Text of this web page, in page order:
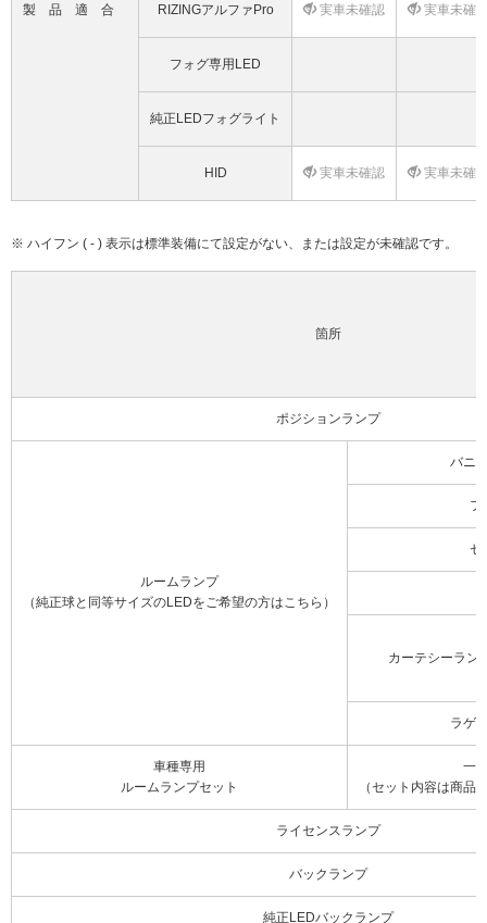
製品適合 RIZINGアルファPro 実車未確認 実車未確
フォグ専用LED
純正LEDフォグライト
HID 実車未確認 実車未確
※ ハイフン ( - ) 表示は標準装備にて設定がない、または設定が未確認です。
箇所
ポジションランプ
ルームランプ
（純正球と同等サイズのLEDをご希望の方はこちら）
バニ
フ
セ
カーテシーラン
ラゲ
車種専用
ルームランプセット
一
（セット内容は商品
ライセンスランプ
バックランプ
純正LEDバックランプ